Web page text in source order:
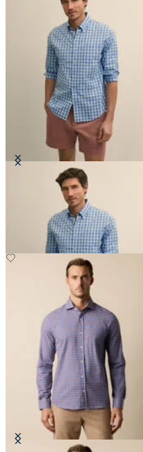
Camicia Friday Regular Fit in
Oxford mit Button-Down-Kragen